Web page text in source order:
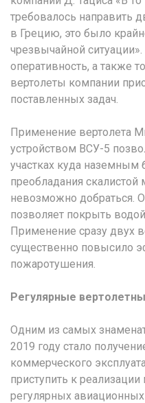
требовалось направить
в Грецию, это было
чрезвычайной
оперативность, а также
вертолеты компании
поставленных задач.
Применение вертолета
устройством ВСУ-5
участках куда наземным
преобладания
невозможно добраться.
позволяет покрыть
Применение сразу двух
существенно повысило
пожаротушения.
Регулярные
Одним из самых
2019 году стало
коммерческого
приступить к
регулярных